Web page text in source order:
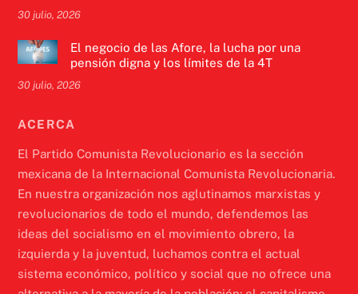
30 julio, 2026
El negocio de las Afore, la lucha por una
pensión digna y los límites de la 4T
30 julio, 2026
ACERCA
El Partido Comunista Revolucionario es la sección
mexicana de la Internacional Comunista Revolucionaria.
En nuestra organización nos aglutinamos marxistas y
revolucionarios de todo el mundo, defendemos las
ideas del socialismo en el movimiento obrero, la
izquierda y la juventud, luchamos contra el actual
sistema económico, político y social que no ofrece una